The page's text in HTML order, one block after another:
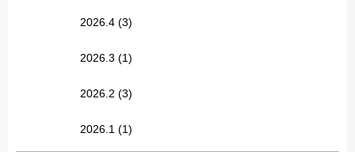
2026.4 (3)
2026.3 (1)
2026.2 (3)
2026.1 (1)